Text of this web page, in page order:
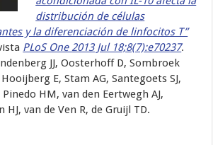
distribución de células
y la diferenciación de linfocitos T”
PLoS One 2013 Jul 18;8(7):e70237.
JJ, Oosterhoff D, Sombroek
E, Stam AG, Santegoets SJ,
Pinedo HM, van den Eertwegh AJ,
HJ, van de Ven R, de Gruijl TD.